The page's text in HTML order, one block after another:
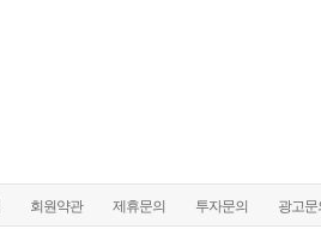
회원약관 제휴문의 투자문의 광고문